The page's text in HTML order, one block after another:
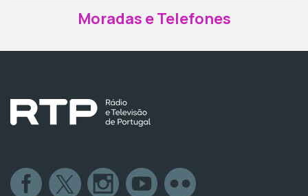
Moradas e Telefones